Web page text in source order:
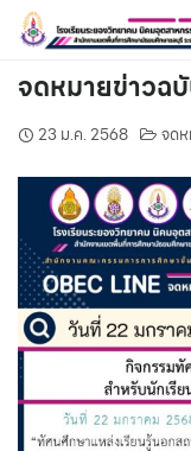
Skip
content
จดหมายข่าวฉ
23 ม.ค. 2568 จด